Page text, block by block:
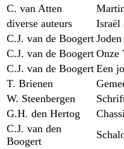
C. van Atten
diverse auteurs
Israël
C.J. van de Boogert
C.J. van de Boogert Onze
C.J. van de Boogert Een
T. Brienen
W. Steenbergen
G.H. den Hertog
C.J. van den
Boogert